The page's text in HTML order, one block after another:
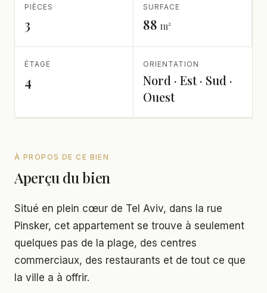
PIÈCES
3
SURFACE
88 m²
ÉTAGE
4
ORIENTATION
Nord · Est · Sud ·
Ouest
À PROPOS DE CE BIEN
Aperçu du bien
Situé en plein cœur de Tel Aviv, dans la rue
Pinsker, cet appartement se trouve à seulement
quelques pas de la plage, des centres
commerciaux, des restaurants et de tout ce que
la ville a à offrir.